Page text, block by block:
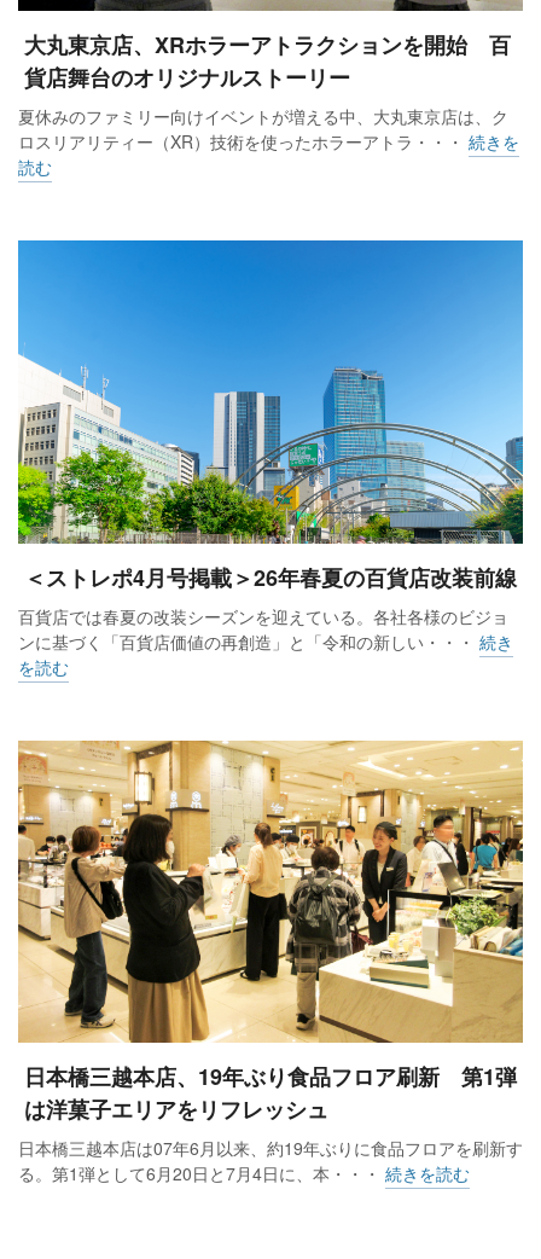
大丸東京店、XRホラーアトラクションを開始 百
貨店舞台のオリジナルストーリー
夏休みのファミリー向けイベントが増える中、大丸東京店は、ク
ロスリアリティー（XR）技術を使ったホラーアトラ・・・ 続きを
読む
＜ストレポ4月号掲載＞26年春夏の百貨店改装前線
百貨店では春夏の改装シーズンを迎えている。各社各様のビジョ
ンに基づく「百貨店価値の再創造」と「令和の新しい・・・ 続き
を読む
日本橋三越本店、19年ぶり食品フロア刷新 第1弾
は洋菓子エリアをリフレッシュ
日本橋三越本店は07年6月以来、約19年ぶりに食品フロアを刷新す
る。第1弾として6月20日と7月4日に、本・・・ 続きを読む